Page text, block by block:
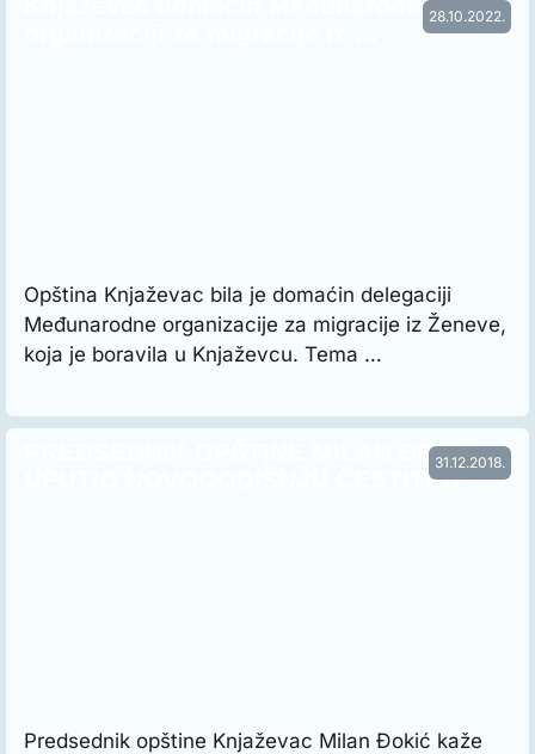
28.10.2022.
Opština Knjaževac bila je domaćin delegaciji
Međunarodne organizacije za migracije iz Ženeve,
koja je boravila u Knjaževcu. Tema …
31.12.2018.
PREDSEDNIK OPŠTINE MILAN ĐOKIĆ
UPUTIO NOVOGODIŠNJU ČESTITKU …
Predsednik opštine Knjaževac Milan Đokić kaže